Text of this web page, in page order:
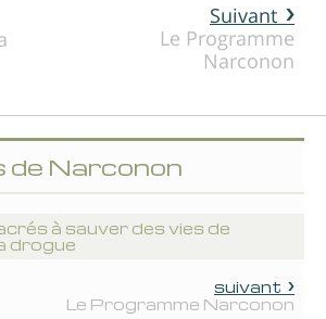
Suivant
Le Programme
Narconon
de Narconon
à sauver des vies de
drogue
suivant
Le Programme Narconon